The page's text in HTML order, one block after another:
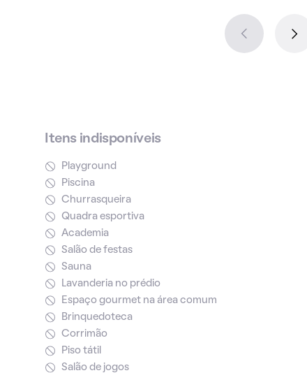
Itens indisponíveis
Playground
Piscina
Churrasqueira
Quadra esportiva
Academia
Salão de festas
Sauna
Lavanderia no prédio
Espaço gourmet na área comum
Brinquedoteca
Corrimão
Piso tátil
Salão de jogos